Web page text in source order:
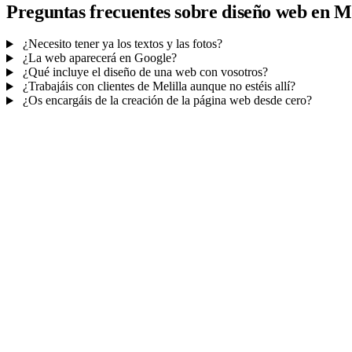
Preguntas frecuentes sobre diseño web en
¿Necesito tener ya los textos y las fotos?
¿La web aparecerá en Google?
¿Qué incluye el diseño de una web con vosotros?
¿Trabajáis con clientes de Melilla aunque no estéis allí?
¿Os encargáis de la creación de la página web desde cero?